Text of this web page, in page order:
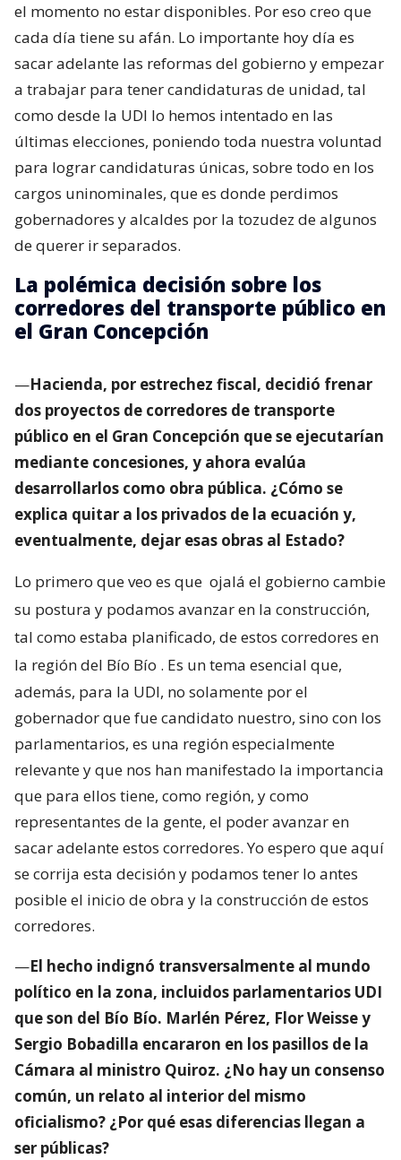
el momento no estar disponibles. Por eso creo que
cada día tiene su afán. Lo importante hoy día es
sacar adelante las reformas del gobierno y empezar
a trabajar para tener candidaturas de unidad, tal
como desde la UDI lo hemos intentado en las
últimas elecciones, poniendo toda nuestra voluntad
para lograr candidaturas únicas, sobre todo en los
cargos uninominales, que es donde perdimos
gobernadores y alcaldes por la tozudez de algunos
de querer ir separados.
La polémica decisión sobre los
corredores del transporte público en
el Gran Concepción
—Hacienda, por estrechez fiscal, decidió frenar
dos proyectos de corredores de transporte
público en el Gran Concepción que se ejecutarían
mediante concesiones, y ahora evalúa
desarrollarlos como obra pública. ¿Cómo se
explica quitar a los privados de la ecuación y,
eventualmente, dejar esas obras al Estado?
Lo primero que veo es que ojalá el gobierno cambie
su postura y podamos avanzar en la construcción,
tal como estaba planificado, de estos corredores en
la región del Bío Bío . Es un tema esencial que,
además, para la UDI, no solamente por el
gobernador que fue candidato nuestro, sino con los
parlamentarios, es una región especialmente
relevante y que nos han manifestado la importancia
que para ellos tiene, como región, y como
representantes de la gente, el poder avanzar en
sacar adelante estos corredores. Yo espero que aquí
se corrija esta decisión y podamos tener lo antes
posible el inicio de obra y la construcción de estos
corredores.
—El hecho indignó transversalmente al mundo
político en la zona, incluidos parlamentarios UDI
que son del Bío Bío. Marlén Pérez, Flor Weisse y
Sergio Bobadilla encararon en los pasillos de la
Cámara al ministro Quiroz. ¿No hay un consenso
común, un relato al interior del mismo
oficialismo? ¿Por qué esas diferencias llegan a
ser públicas?